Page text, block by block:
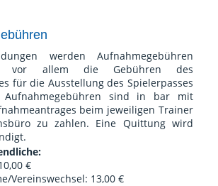
werden Aufnahmegebühren
vor allem die Gebühren des
für die Ausstellung des Spielerpasses
Aufnahmegebühren sind in bar mit
beim jeweiligen Trainer
zu zahlen. Eine Quittung wird
€
Vereinswechsel: 13,00 €